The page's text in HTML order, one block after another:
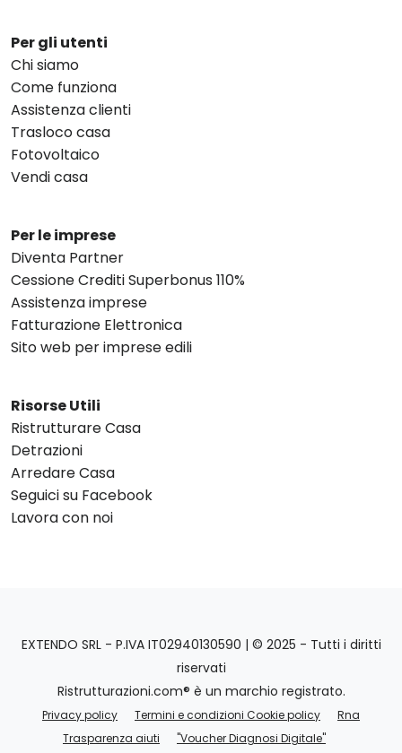
Per gli utenti
Chi siamo
Come funziona
Assistenza clienti
Trasloco casa
Fotovoltaico
Vendi casa
Per le imprese
Diventa Partner
Cessione Crediti Superbonus 110%
Assistenza imprese
Fatturazione Elettronica
Sito web per imprese edili
Risorse Utili
Ristrutturare Casa
Detrazioni
Arredare Casa
Seguici su Facebook
Lavora con noi
EXTENDO SRL - P.IVA IT02940130590 | © 2025 - Tutti i diritti
riservati
Ristrutturazioni.com® è un marchio registrato.
Privacy policy Termini e condizioni Cookie policy
Rna
Trasparenza aiuti
"Voucher Diagnosi Digitale"